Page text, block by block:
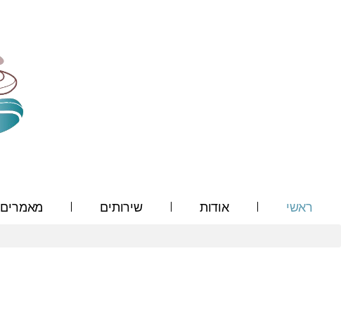
ראשי אודות שירותים מאמרים